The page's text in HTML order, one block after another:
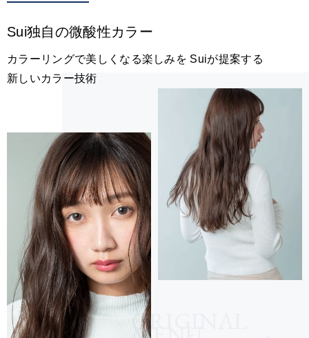
Sui独自の微酸性カラー
カラーリングで美しくなる楽しみを Suiが提案する
新しいカラー技術
ORIGINAL